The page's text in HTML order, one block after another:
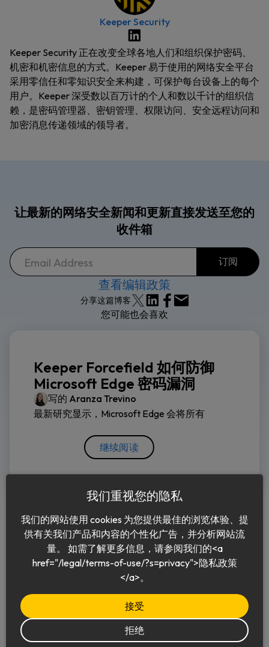
Keeper Security
Keeper Security 正在改变全球各地人们和组织保护密码、
机密和机密信息的方式。Keeper 易于使用的网络安全平台
采用零信任和零知识安全来构建，可保护每台设备上的每个
用户。Keeper 深受数以百万计的个人和数以千计的组织信
赖，是密码管理器、密钥管理、权限访问、安全远程访问和
加密消息传递领域的领导者。
让最新的网络安全新闻和更新直接发送至您的
收件箱
查看编辑政策
分享这篇博客
您可能也会喜欢
Keeper Forcefield 如何防御
Microsoft Edge 密码漏洞
写的 Aranza Trevino
最新研究显示，Microsoft Edge 会将所有
继续阅读
中文 (简体)
© 2026 Keeper Security, Inc.
我们重视您的隐私
我们的网站使用 cookies 为您提供最佳的浏览体验、提
供有关我们产品和内容的个性化广告，并分析网站流
量。 如需了解更多信息，请参阅我们的<a
href="/legal/terms-of-use/?s=privacy">隐私政策
</a>。
接受
拒绝